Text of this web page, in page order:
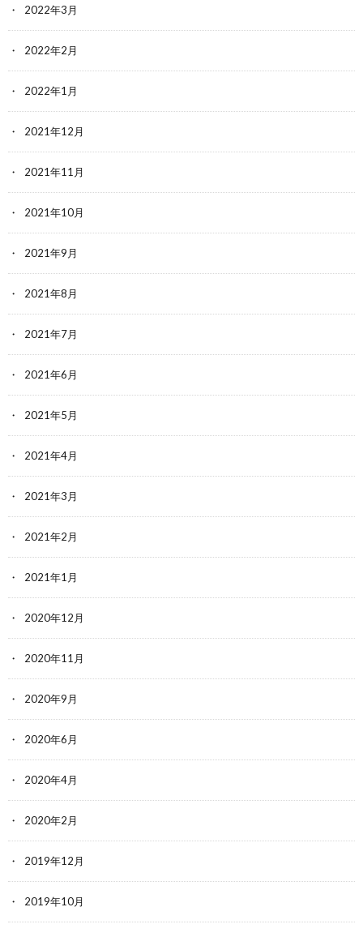
2022年3月
2022年2月
2022年1月
2021年12月
2021年11月
2021年10月
2021年9月
2021年8月
2021年7月
2021年6月
2021年5月
2021年4月
2021年3月
2021年2月
2021年1月
2020年12月
2020年11月
2020年9月
2020年6月
2020年4月
2020年2月
2019年12月
2019年10月